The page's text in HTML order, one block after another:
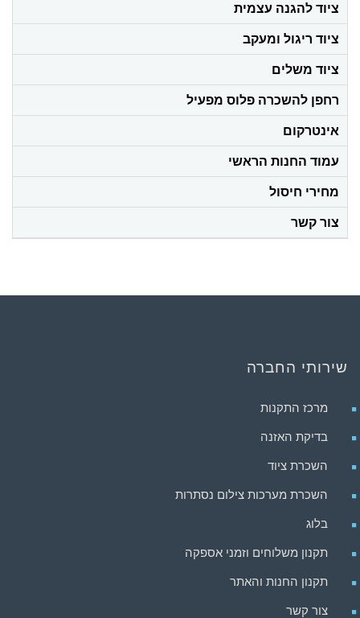
ציוד להגנה עצמית
ציוד ריגול ומעקב
ציוד משלים
רחפן להשכרה פלוס מפעיל
אינטרקום
עמוד החנות הראשי
מחירי חיסול
צור קשר
שירותי החברה
מרכז התקנות
בדיקת האזנה
השכרת ציוד
השכרת מערכות צילום נסתרות
בלוג
תקנון משלוחים וזמני אספקה
תקנון החנות והאתר
צור קשר